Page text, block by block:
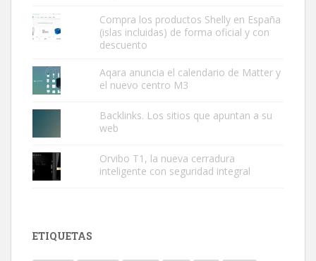
Compra los productos Shelly en España
(islas incluidas) de forma oficial y con
descuento
Aqara anuncia el calendario de Matter y
el nuevo centro M3
Backlinks. Los sitios que apuntan a su
web
Orvibo T1, la nueva cerradura
inteligente con seguridad integral
ETIQUETAS